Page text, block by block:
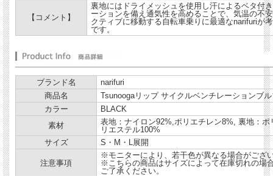
40%
メッシュ：ポリエステル
100%
リブ：ポリエステル100%
吸水速乾・ストレッチを備えるドライデニムを採用したカバーオールです。独特な
風合いを活かしたクラシカルなシルエットとともに、撥水性、耐久性など機能も兼
ね備えた1枚です。襟の切り替えや、フロント大容量2wayポケットも備え、バック
ポケットや、裾のドローコードなど見た目以上の機能性を持っています。
メインボディはクールマックス繊維を織り交ぜることで軽量性と清涼性を高めてい
ます。また、脇下をメッシュ素材に切り替えることで、ベンチレーションとして機
【コメント】
裏地にはドライメッシュを使用し汗によるベタ付
ーションを備え通気性を高めることで、気温の不
クティブに移動する自転車乗りに最適なnarifuriが
です。
ブランド名
narifuri
商品名
Tsunoogaリップ サイクルベンチレーションブ
カラー
BLACK
素材
表地：ナイロン92%,ポリエチレン8%, 裏地：
リエステル100%
サイズ
S・M・L展開
注意事項
※モニターにより、若干色が異なる場合がござ
※こちらの商品はサイズによって在庫切れの場
ご了承ください。